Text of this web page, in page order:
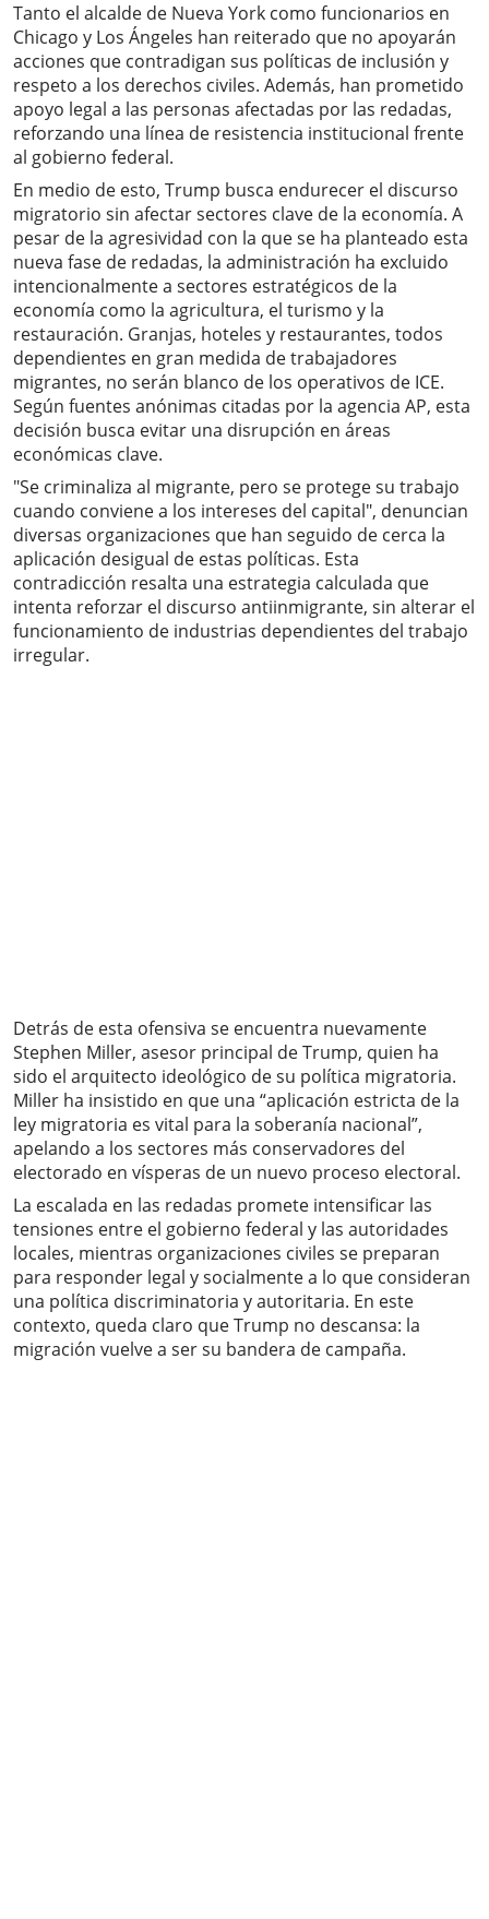
Tanto el alcalde de Nueva York como funcionarios en
Chicago y Los Ángeles han reiterado que no apoyarán
acciones que contradigan sus políticas de inclusión y
respeto a los derechos civiles. Además, han prometido
apoyo legal a las personas afectadas por las redadas,
reforzando una línea de resistencia institucional frente
al gobierno federal.
En medio de esto, Trump busca endurecer el discurso
migratorio sin afectar sectores clave de la economía. A
pesar de la agresividad con la que se ha planteado esta
nueva fase de redadas, la administración ha excluido
intencionalmente a sectores estratégicos de la
economía como la agricultura, el turismo y la
restauración. Granjas, hoteles y restaurantes, todos
dependientes en gran medida de trabajadores
migrantes, no serán blanco de los operativos de ICE.
Según fuentes anónimas citadas por la agencia AP, esta
decisión busca evitar una disrupción en áreas
económicas clave.
"Se criminaliza al migrante, pero se protege su trabajo
cuando conviene a los intereses del capital", denuncian
diversas organizaciones que han seguido de cerca la
aplicación desigual de estas políticas. Esta
contradicción resalta una estrategia calculada que
intenta reforzar el discurso antiinmigrante, sin alterar el
funcionamiento de industrias dependientes del trabajo
irregular.
Detrás de esta ofensiva se encuentra nuevamente
Stephen Miller, asesor principal de Trump, quien ha
sido el arquitecto ideológico de su política migratoria.
Miller ha insistido en que una “aplicación estricta de la
ley migratoria es vital para la soberanía nacional”,
apelando a los sectores más conservadores del
electorado en vísperas de un nuevo proceso electoral.
La escalada en las redadas promete intensificar las
tensiones entre el gobierno federal y las autoridades
locales, mientras organizaciones civiles se preparan
para responder legal y socialmente a lo que consideran
una política discriminatoria y autoritaria. En este
contexto, queda claro que Trump no descansa: la
migración vuelve a ser su bandera de campaña.